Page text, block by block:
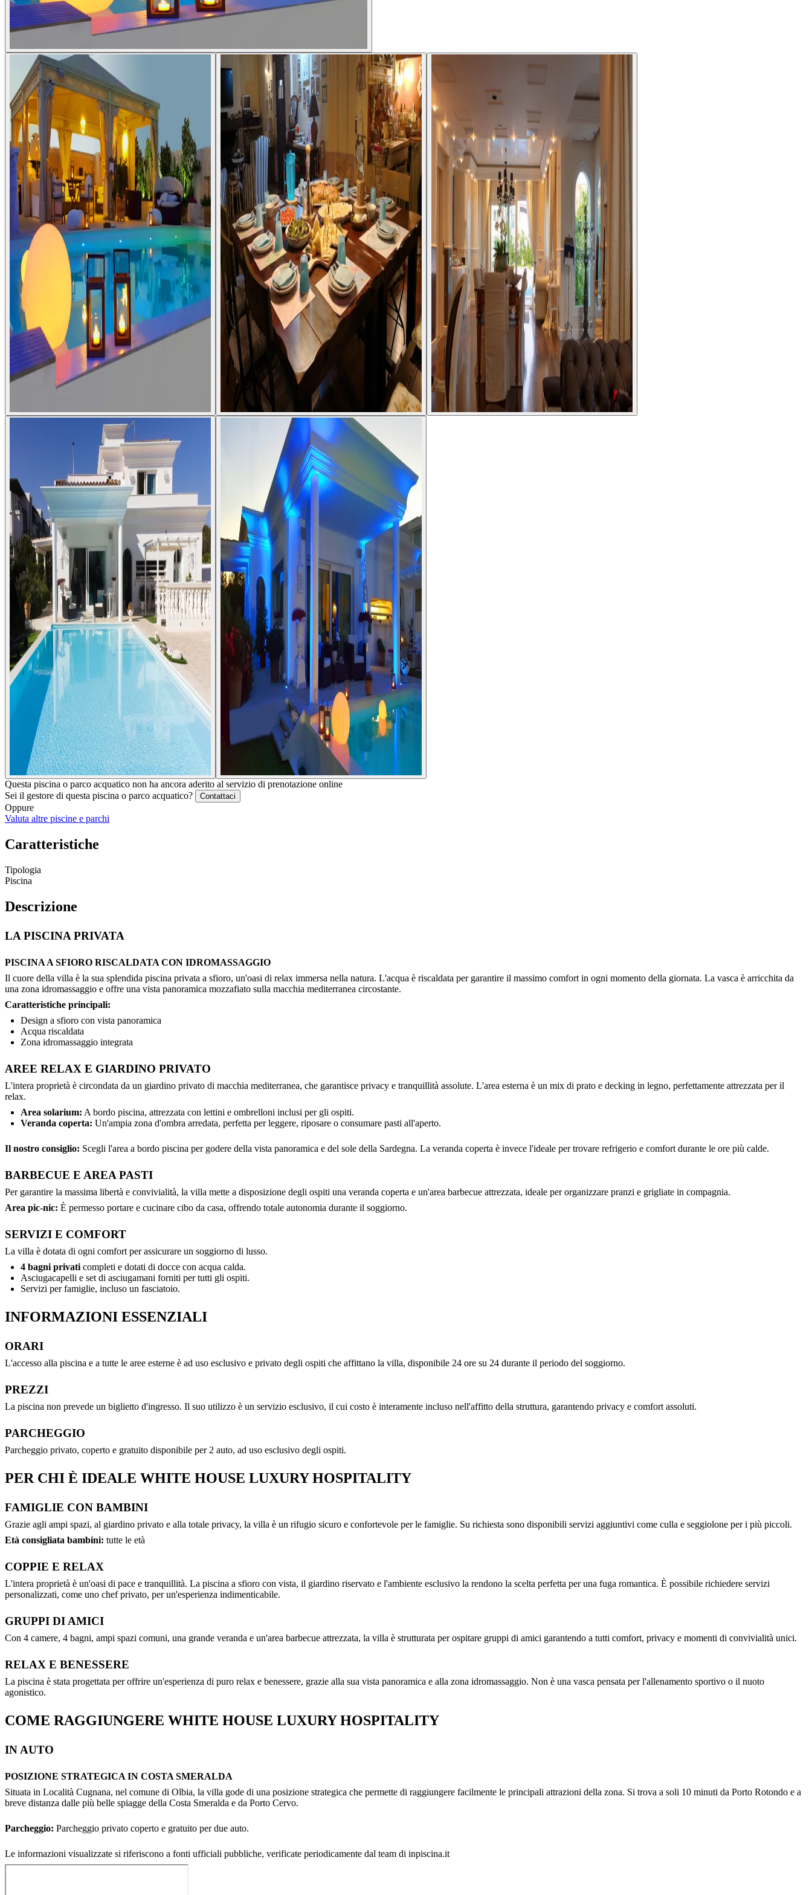
Questa piscina o parco acquatico non ha ancora aderito al servizio di prenotazione online
Sei il gestore di questa piscina o parco acquatico?
Contattaci
Oppure
Valuta altre piscine e parchi
Caratteristiche
Tipologia
Piscina
Descrizione
LA PISCINA PRIVATA
PISCINA A SFIORO RISCALDATA CON IDROMASSAGGIO
Il cuore della villa è la sua splendida piscina privata a sfioro, un'oasi di relax immersa nella natura. L'acqua è riscaldata per garantire il massimo comfort in ogni momento della giornata. La vasca è arricchita da
una zona idromassaggio e offre una vista panoramica mozzafiato sulla macchia mediterranea circostante.
Caratteristiche principali:
Design a sfioro con vista panoramica
Acqua riscaldata
Zona idromassaggio integrata
AREE RELAX E GIARDINO PRIVATO
L'intera proprietà è circondata da un giardino privato di macchia mediterranea, che garantisce privacy e tranquillità assolute. L'area esterna è un mix di prato e decking in legno, perfettamente attrezzata per il
relax.
Area solarium: A bordo piscina, attrezzata con lettini e ombrelloni inclusi per gli ospiti.
Veranda coperta: Un'ampia zona d'ombra arredata, perfetta per leggere, riposare o consumare pasti all'aperto.
Il nostro consiglio: Scegli l'area a bordo piscina per godere della vista panoramica e del sole della Sardegna. La veranda coperta è invece l'ideale per trovare refrigerio e comfort durante le ore più calde.
BARBECUE E AREA PASTI
Per garantire la massima libertà e convivialità, la villa mette a disposizione degli ospiti una veranda coperta e un'area barbecue attrezzata, ideale per organizzare pranzi e grigliate in compagnia.
Area pic-nic: È permesso portare e cucinare cibo da casa, offrendo totale autonomia durante il soggiorno.
SERVIZI E COMFORT
La villa è dotata di ogni comfort per assicurare un soggiorno di lusso.
4 bagni privati completi e dotati di docce con acqua calda.
Asciugacapelli e set di asciugamani forniti per tutti gli ospiti.
Servizi per famiglie, incluso un fasciatoio.
INFORMAZIONI ESSENZIALI
ORARI
L'accesso alla piscina e a tutte le aree esterne è ad uso esclusivo e privato degli ospiti che affittano la villa, disponibile 24 ore su 24 durante il periodo del soggiorno.
PREZZI
La piscina non prevede un biglietto d'ingresso. Il suo utilizzo è un servizio esclusivo, il cui costo è interamente incluso nell'affitto della struttura, garantendo privacy e comfort assoluti.
PARCHEGGIO
Parcheggio privato, coperto e gratuito disponibile per 2 auto, ad uso esclusivo degli ospiti.
PER CHI È IDEALE WHITE HOUSE LUXURY HOSPITALITY
FAMIGLIE CON BAMBINI
Grazie agli ampi spazi, al giardino privato e alla totale privacy, la villa è un rifugio sicuro e confortevole per le famiglie. Su richiesta sono disponibili servizi aggiuntivi come culla e seggiolone per i più piccoli.
Età consigliata bambini: tutte le età
COPPIE E RELAX
L'intera proprietà è un'oasi di pace e tranquillità. La piscina a sfioro con vista, il giardino riservato e l'ambiente esclusivo la rendono la scelta perfetta per una fuga romantica. È possibile richiedere servizi
personalizzati, come uno chef privato, per un'esperienza indimenticabile.
GRUPPI DI AMICI
Con 4 camere, 4 bagni, ampi spazi comuni, una grande veranda e un'area barbecue attrezzata, la villa è strutturata per ospitare gruppi di amici garantendo a tutti comfort, privacy e momenti di convivialità unici.
RELAX E BENESSERE
La piscina è stata progettata per offrire un'esperienza di puro relax e benessere, grazie alla sua vista panoramica e alla zona idromassaggio. Non è una vasca pensata per l'allenamento sportivo o il nuoto
agonistico.
COME RAGGIUNGERE WHITE HOUSE LUXURY HOSPITALITY
IN AUTO
POSIZIONE STRATEGICA IN COSTA SMERALDA
Situata in Località Cugnana, nel comune di Olbia, la villa gode di una posizione strategica che permette di raggiungere facilmente le principali attrazioni della zona. Si trova a soli 10 minuti da Porto Rotondo e a
breve distanza dalle più belle spiagge della Costa Smeralda e da Porto Cervo.
Parcheggio: Parcheggio privato coperto e gratuito per due auto.
Le informazioni visualizzate si riferiscono a fonti ufficiali pubbliche, verificate periodicamente dal team di inpiscina.it